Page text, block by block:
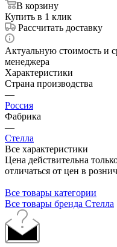
В корзину
Купить в 1 клик
Рассчитать доставку
Актуальную стоимость и
менеджера
Характеристики
Страна производства
—
Россия
Фабрика
—
Стелла
Все характеристики
Цена действительна
отличаться от цен в
Все товары категории
Все товары бренда Стелла